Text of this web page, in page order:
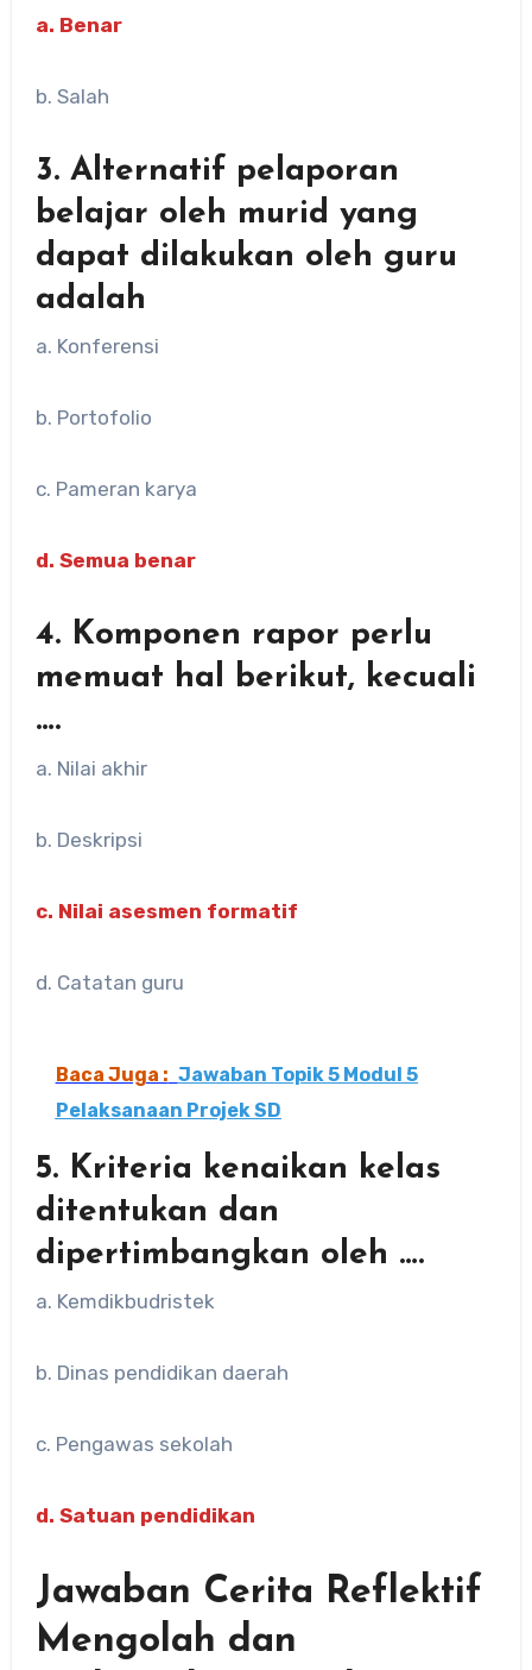
a. Benar
b. Salah
3. Alternatif pelaporan
belajar oleh murid yang
dapat dilakukan oleh guru
adalah
a. Konferensi
b. Portofolio
c. Pameran karya
d. Semua benar
4. Komponen rapor perlu
memuat hal berikut, kecuali
….
a. Nilai akhir
b. Deskripsi
c. Nilai asesmen formatif
d. Catatan guru
Baca Juga : Jawaban Topik 5 Modul 5
Pelaksanaan Projek SD
5. Kriteria kenaikan kelas
ditentukan dan
dipertimbangkan oleh ….
a. Kemdikbudristek
b. Dinas pendidikan daerah
c. Pengawas sekolah
d. Satuan pendidikan
Jawaban Cerita Reflektif
Mengolah dan